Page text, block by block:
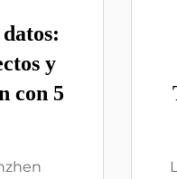
y
con 5